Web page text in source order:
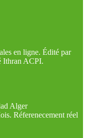
en ligne. Édité par
Ithran ACPI.
Alger
Réferenecement réel